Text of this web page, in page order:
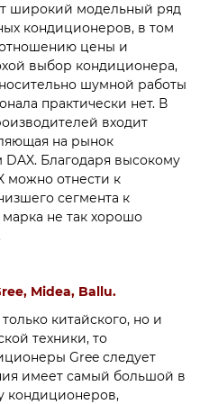
широкий модельный ряд
кондиционеров, в том
цены и
выбор кондиционера,
шумной работы
практически нет. В
входит
на рынок
Благодаря высокому
можно отнести к
сегмента к
не так хорошо
Midea, Ballu.
китайского, но и
техники, то
Gree следует
имеет самый большой в
кондиционеров,